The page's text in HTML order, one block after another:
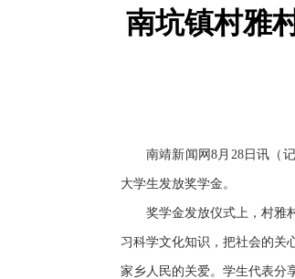
南坑镇村雅
南靖新闻网8月28日讯（
大学生发放奖学金。
奖学金发放仪式上，村雅
习科学文化知识，把社会的关
家乡人民的关爱。学生代表分